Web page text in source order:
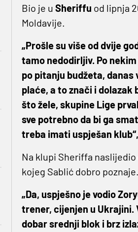
Bio je u Sheriffu od lipnja
Moldavije.
„Prošle su više od dvije
tamo nedodirljiv. Po
po pitanju budžeta, danas
plaće, a to znači i dolazak
što žele, skupine Lige
sve potrebno da bi ga
treba imati uspješan klub“,
Na klupi Sheriffa naslijedio
kojeg Sablić dobro poznaje.
„Da, uspješno je vodio
trener, cijenjen u Ukrajini.
dobar srednji blok i brz